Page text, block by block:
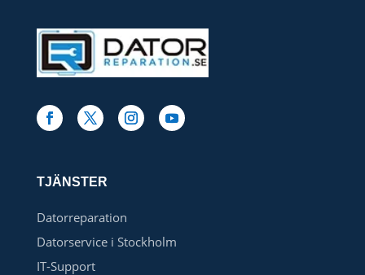
TJÄNSTER
Datorreparation
Datorservice i Stockholm
IT-Support